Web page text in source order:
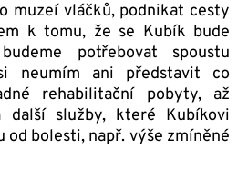
muzeí vláčků, podnikat cesty
k tomu, že se Kubík bude
potřebovat spoustu
neumím ani představit co
rehabilitační pobyty, až
další služby, které Kubíkovi
od bolesti, např. výše zmíněné